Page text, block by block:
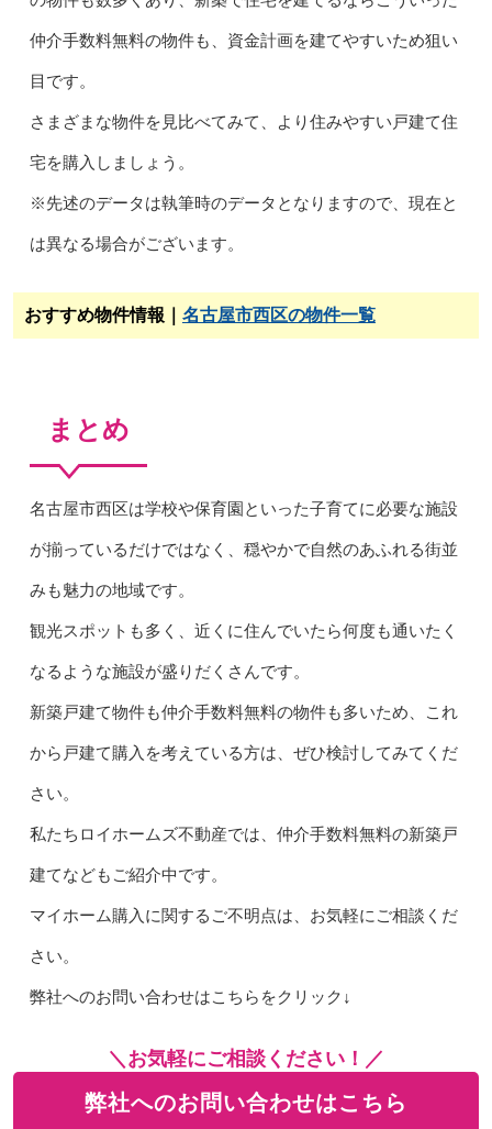
仲介手数料無料の物件も、資金計画を建てやすいため狙い
目です。
さまざまな物件を見比べてみて、より住みやすい戸建て住
宅を購入しましょう。
※先述のデータは執筆時のデータとなりますので、現在と
は異なる場合がございます。
おすすめ物件情報｜ 名古屋市西区の物件一覧
まとめ
名古屋市西区は学校や保育園といった子育てに必要な施設
が揃っているだけではなく、穏やかで自然のあふれる街並
みも魅力の地域です。
観光スポットも多く、近くに住んでいたら何度も通いたく
なるような施設が盛りだくさんです。
新築戸建て物件も仲介手数料無料の物件も多いため、これ
から戸建て購入を考えている方は、ぜひ検討してみてくだ
さい。
私たちロイホームズ不動産では、仲介手数料無料の新築戸
建てなどもご紹介中です。
マイホーム購入に関するご不明点は、お気軽にご相談くだ
さい。
弊社へのお問い合わせはこちらをクリック↓
＼お気軽にご相談ください！／
弊社へのお問い合わせはこちら